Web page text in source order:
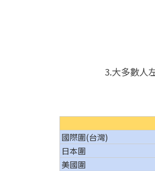
3.大多數人
國際圍(台灣)
日本圍
美國圍